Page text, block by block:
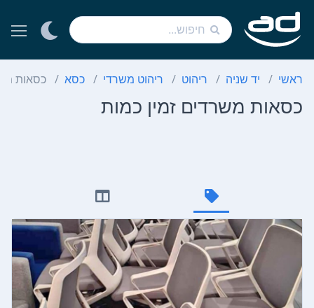
ראשי יד שניה ריהוט ריהוט משרדי כסא כסאות
כסאות משרדים זמין כמות